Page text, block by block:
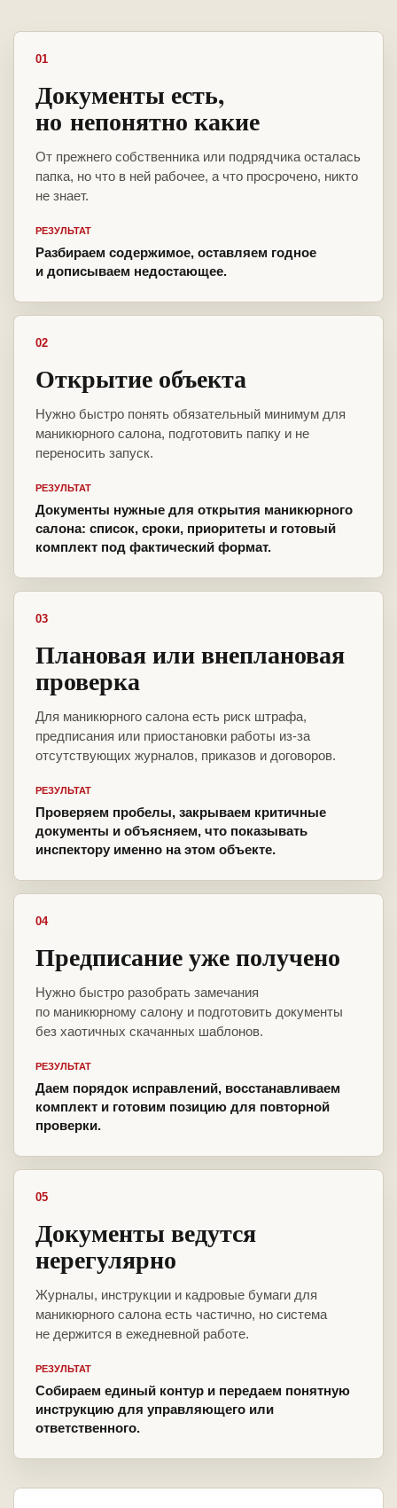
01
Документы есть,
но непонятно какие
От прежнего собственника или подрядчика осталась
папка, но что в ней рабочее, а что просрочено, никто
не знает.
РЕЗУЛЬТАТ
Разбираем содержимое, оставляем годное
и дописываем недостающее.
02
Открытие объекта
Нужно быстро понять обязательный минимум для
маникюрного салона, подготовить папку и не
переносить запуск.
РЕЗУЛЬТАТ
Документы нужные для открытия маникюрного
салона: список, сроки, приоритеты и готовый
комплект под фактический формат.
03
Плановая или внеплановая
проверка
Для маникюрного салона есть риск штрафа,
предписания или приостановки работы из-за
отсутствующих журналов, приказов и договоров.
РЕЗУЛЬТАТ
Проверяем пробелы, закрываем критичные
документы и объясняем, что показывать
инспектору именно на этом объекте.
04
Предписание уже получено
Нужно быстро разобрать замечания
по маникюрному салону и подготовить документы
без хаотичных скачанных шаблонов.
РЕЗУЛЬТАТ
Даем порядок исправлений, восстанавливаем
комплект и готовим позицию для повторной
проверки.
05
Документы ведутся
нерегулярно
Журналы, инструкции и кадровые бумаги для
маникюрного салона есть частично, но система
не держится в ежедневной работе.
РЕЗУЛЬТАТ
Собираем единый контур и передаем понятную
инструкцию для управляющего или
ответственного.